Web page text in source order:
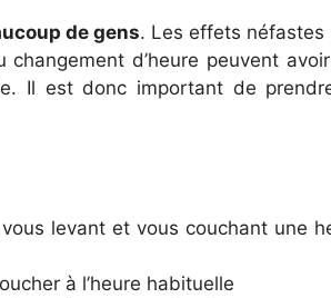
de gens. Les effets néfastes
d’heure peuvent
est donc important de
levant et vous couchant une
à l’heure habituelle